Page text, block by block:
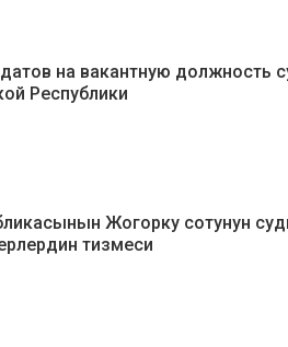
на вакантную должность
Республики
Жогорку сотунун
тизмеси